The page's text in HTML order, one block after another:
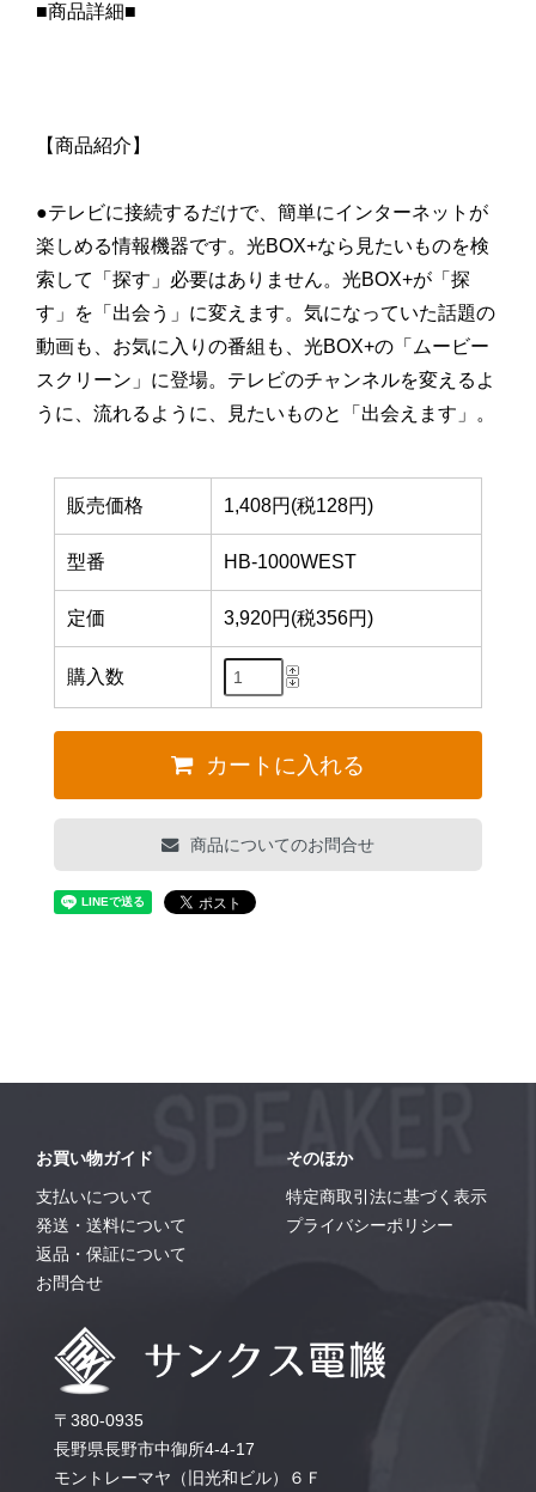
■商品詳細■
【商品紹介】
●テレビに接続するだけで、簡単にインターネットが
楽しめる情報機器です。光BOX+なら見たいものを検
索して「探す」必要はありません。光BOX+が「探
す」を「出会う」に変えます。気になっていた話題の
動画も、お気に入りの番組も、光BOX+の「ムービー
スクリーン」に登場。テレビのチャンネルを変えるよ
うに、流れるように、見たいものと「出会えます」。
販売価格 1,408円(税128円)
型番 HB-1000WEST
定価 3,920円(税356円)
購入数
カートに入れる
商品についてのお問合せ
お買い物ガイド
支払いについて
発送・送料について
返品・保証について
お問合せ
そのほか
特定商取引法に基づく表示
プライバシーポリシー
〒380-0935
長野県長野市中御所4-4-17
モントレーマヤ（旧光和ビル）６Ｆ